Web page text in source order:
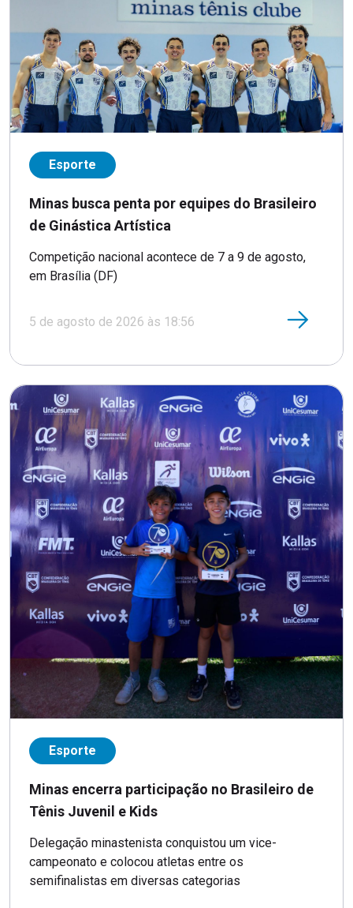
Esporte
Minas busca penta por equipes do Brasileiro
de Ginástica Artística
Competição nacional acontece de 7 a 9 de agosto,
em Brasília (DF)
5 de agosto de 2026 às 18:56
Esporte
Minas encerra participação no Brasileiro de
Tênis Juvenil e Kids
Delegação minastenista conquistou um vice-
campeonato e colocou atletas entre os
semifinalistas em diversas categorias